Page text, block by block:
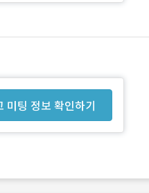
미팅 정보 확인하기